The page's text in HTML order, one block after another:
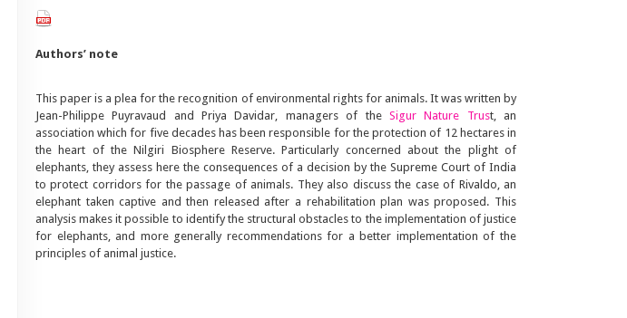
Authors’ note
This paper is a plea for the recognition of environmental rights for animals. It was written by
Jean-Philippe Puyravaud and Priya Davidar, managers of the Sigur Nature Trust, an
association which for five decades has been responsible for the protection of 12 hectares in
the heart of the Nilgiri Biosphere Reserve. Particularly concerned about the plight of
elephants, they assess here the consequences of a decision by the Supreme Court of India
to protect corridors for the passage of animals. They also discuss the case of Rivaldo, an
elephant taken captive and then released after a rehabilitation plan was proposed. This
analysis makes it possible to identify the structural obstacles to the implementation of justice
for elephants, and more generally recommendations for a better implementation of the
principles of animal justice.